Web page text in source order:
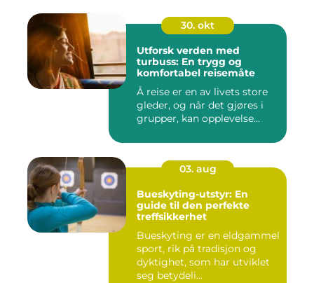
30. okt
Utforsk verden med
turbuss: En trygg og
komfortabel reisemåte
Å reise er en av livets store
gleder, og når det gjøres i
grupper, kan opplevelse...
03. aug
Bueskyting-utstyr: En
guide til den perfekte
treffsikkerhet
Bueskyting er en eldgammel
sport, rik på tradisjon og
dyktighet, som har utviklet
seg betydeli...